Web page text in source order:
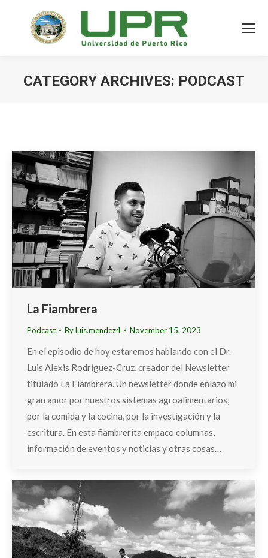
CATEGORY ARCHIVES: PODCAST
La Fiambrera
Podcast Byluis.mendez4 November 15, 2023
En el episodio de hoy estaremos hablando con el Dr.
Luis Alexis Rodriguez-Cruz, creador del Newsletter
titulado La Fiambrera. Un newsletter donde enlazo mi
gran amor por nuestros sistemas agroalimentarios,
por la comida y la cocina, por la investigación y la
escritura. En esta fiambrerita empaco columnas,
información de eventos y noticias y otras cosas…